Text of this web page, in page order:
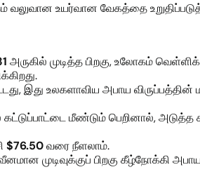
உயர்வான வேகத்தை
அருகில் முடித்த பிறகு, உலோகம்
இது உலகளாவிய அபாய
மீண்டும் பெறினால், அடுத்த
$76.50வரை நீளலாம்.
முடிவுக்குப் பிறகு கீழ்நோக்கி